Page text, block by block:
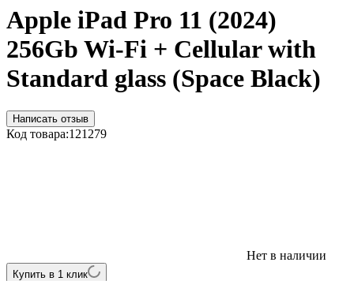
Apple iPad Pro 11 (2024)
256Gb Wi-Fi + Cellular with
Standard glass (Space Black)
Написать отзыв
Код товара:121279
Нет в наличии
Купить в 1 клик